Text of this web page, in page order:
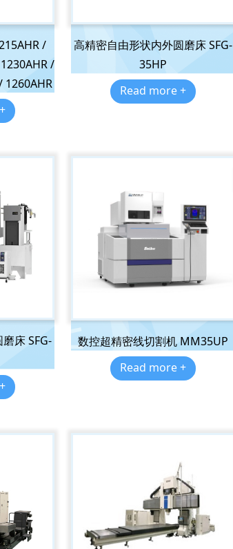
/
/
1260AHR
高精密自由形状内外圆磨床 SFG-
35HP
Read more +
床 SFG-
数控超精密线切割机 MM35UP
Read more +